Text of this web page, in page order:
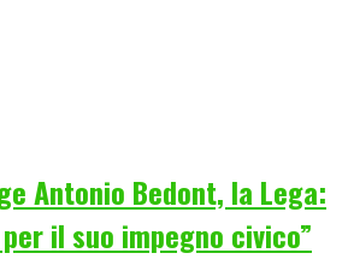
Antonio Bedont, la Lega:
il suo impegno civico”